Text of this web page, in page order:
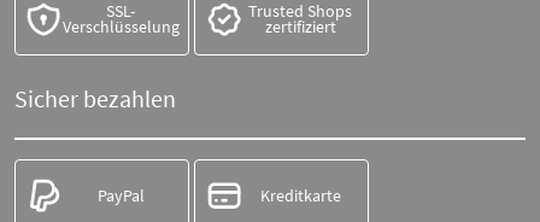
SSL-
Verschlüsselung
Trusted Shops
zertifiziert
Sicher bezahlen
PayPal Kreditkarte